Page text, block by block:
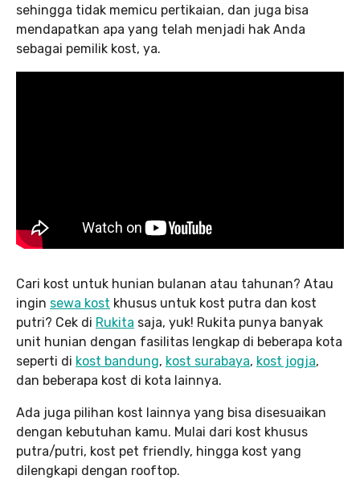
sehingga tidak memicu pertikaian, dan juga bisa
mendapatkan apa yang telah menjadi hak Anda
sebagai pemilik kost, ya.
Cari kost untuk hunian bulanan atau tahunan? Atau
ingin sewa kost khusus untuk kost putra dan kost
putri? Cek di Rukita saja, yuk! Rukita punya banyak
unit hunian dengan fasilitas lengkap di beberapa kota
seperti di kost bandung, kost surabaya, kost jogja,
dan beberapa kost di kota lainnya.
Ada juga pilihan kost lainnya yang bisa disesuaikan
dengan kebutuhan kamu. Mulai dari kost khusus
putra/putri, kost pet friendly, hingga kost yang
dilengkapi dengan rooftop.